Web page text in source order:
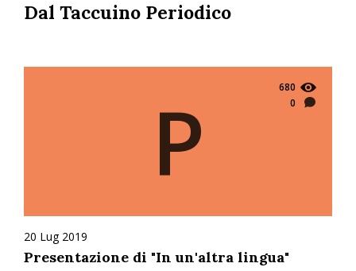
Dal Taccuino Periodico
680
0
P
20 Lug 2019
Presentazione di "In un'altra lingua"